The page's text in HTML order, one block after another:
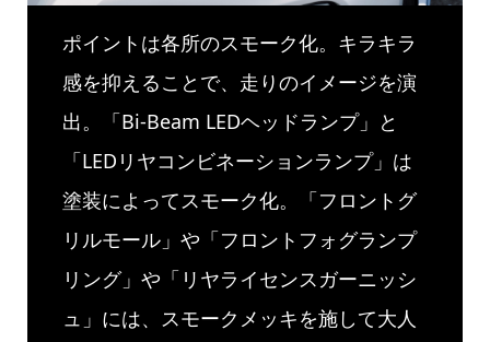
ポイントは各所のスモーク化。キラキラ
感を抑えることで、走りのイメージを演
出。「Bi-Beam LEDヘッドランプ」と
「LEDリヤコンビネーションランプ」は
塗装によってスモーク化。「フロントグ
リルモール」や「フロントフォグランプ
リング」や「リヤライセンスガーニッシ
ュ」には、スモークメッキを施して大人